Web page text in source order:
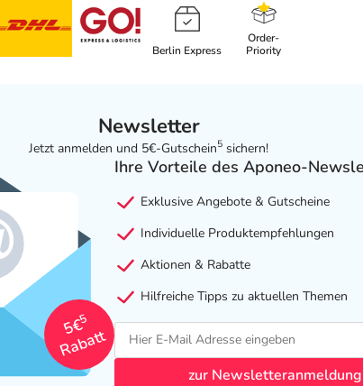
Berlin Express
Order-
Priority
Newsletter
Jetzt anmelden und 5€-Gutschein5 sichern!
5€
5
Rabatt
Ihre Vorteile des Aponeo-
Exklusive Angebote & Gutscheine
Individuelle Produktempfehlungen
Aktionen & Rabatte
Hilfreiche Tipps zu aktuellen Themen
zur Newsletteranmeldung